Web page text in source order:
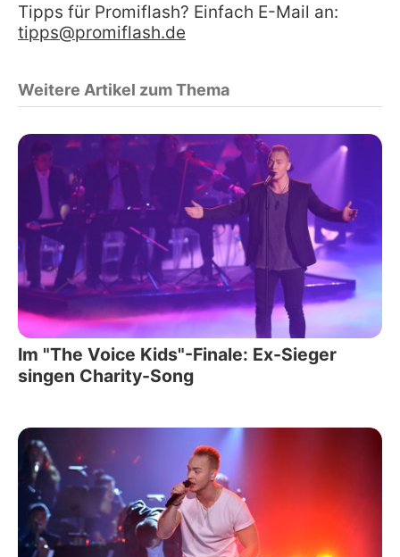
Tipps für Promiflash? Einfach E-Mail an:
tipps@promiflash.de
Weitere Artikel zum Thema
Im "The Voice Kids"-Finale: Ex-Sieger
singen Charity-Song